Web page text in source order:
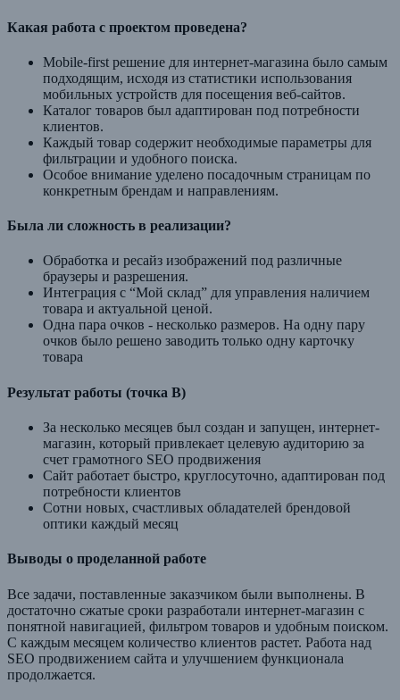
Какая работа с проектом проведена?
Mobile-first решение для интернет-магазина было самым
подходящим, исходя из статистики использования
мобильных устройств для посещения веб-сайтов.
Каталог товаров был адаптирован под потребности
клиентов.
Каждый товар содержит необходимые параметры для
фильтрации и удобного поиска.
Особое внимание уделено посадочным страницам по
конкретным брендам и направлениям.
Была ли сложность в реализации?
Обработка и ресайз изображений под различные
браузеры и разрешения.
Интеграция с “Мой склад” для управления наличием
товара и актуальной ценой.
Одна пара очков - несколько размеров. На одну пару
очков было решено заводить только одну карточку
товара
Результат работы (точка В)
За несколько месяцев был создан и запущен, интернет-
магазин, который привлекает целевую аудиторию за
счет грамотного SEO продвижения
Сайт работает быстро, круглосуточно, адаптирован под
потребности клиентов
Сотни новых, счастливых обладателей брендовой
оптики каждый месяц
Выводы о проделанной работе
Все задачи, поставленные заказчиком были выполнены. В
достаточно сжатые сроки разработали интернет-магазин с
понятной навигацией, фильтром товаров и удобным поиском.
С каждым месяцем количество клиентов растет. Работа над
SEO продвижением сайта и улучшением функционала
продолжается.